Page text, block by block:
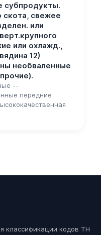
субпродукты.
скота, свежее
или
или охлажд.,
12)
необваленные
--
передние
классификации кодов ТН